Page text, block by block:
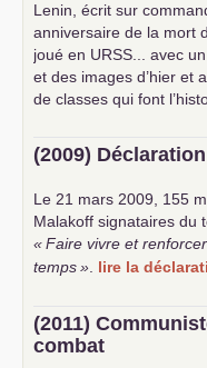
Lenin, écrit sur
anniversaire de la mort
joué en URSS ... avec
et des images d’hier et
de classes qui font
(2009)
Le 21 mars 2009, 155
Malakoff signataires du
«Faire vivre et
temps» lire la
(2011)
combat